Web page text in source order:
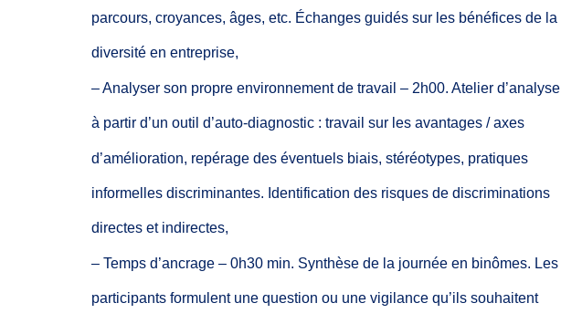
parcours, croyances, âges, etc. Échanges guidés sur les bénéfices de la
diversité en entreprise,
– Analyser son propre environnement de travail – 2h00. Atelier d’analyse
à partir d’un outil d’auto-diagnostic : travail sur les avantages / axes
d’amélioration, repérage des éventuels biais, stéréotypes, pratiques
informelles discriminantes. Identification des risques de discriminations
directes et indirectes,
– Temps d’ancrage – 0h30 min. Synthèse de la journée en binômes. Les
participants formulent une question ou une vigilance qu’ils souhaitent